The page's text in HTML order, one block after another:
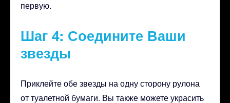
первую.
Шаг 4: Соедините Ваши
звезды
Приклейте обе звезды на одну сторону рулона
от туалетной бумаги. Вы также можете украсить